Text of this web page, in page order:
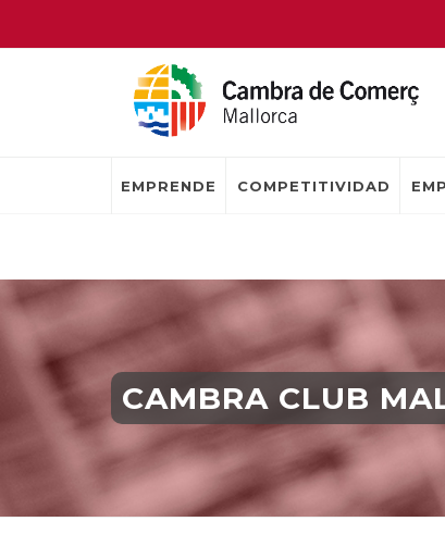
EMPRENDE COMPETITIVIDAD
CAMBRA CLUB